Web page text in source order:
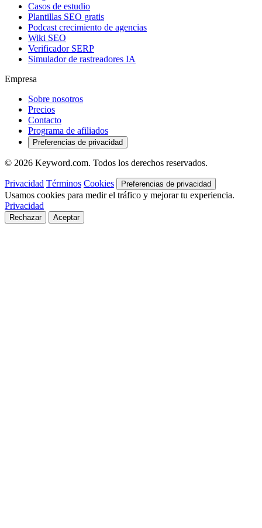
Casos de estudio
Plantillas SEO gratis
Podcast crecimiento de agencias
Wiki SEO
Verificador SERP
Simulador de rastreadores IA
Empresa
Sobre nosotros
Precios
Contacto
Programa de afiliados
Preferencias de privacidad
© 2026 Keyword.com. Todos los derechos reservados.
Privacidad Términos Cookies Preferencias de privacidad
Usamos cookies para medir el tráfico y mejorar tu experiencia.
Privacidad
Rechazar Aceptar